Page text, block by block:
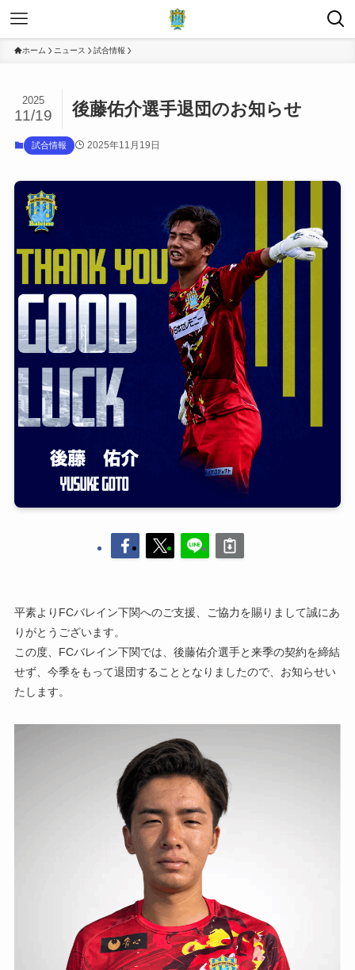
ホーム ニュース 試合情報
後藤佑介選手退団のお知らせ
2025
11/19
試合情報 2025年11月19日
平素よりFCバレイン下関へのご支援、ご協力を賜りまして誠にあ
りがとうございます。
この度、FCバレイン下関では、後藤佑介選手と来季の契約を締結
せず、今季をもって退団することとなりましたので、お知らせい
たします。